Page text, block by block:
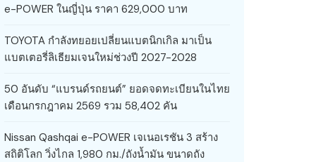
e-POWER ในญี่ปุ่น ราคา 629,000 บาท
TOYOTA กำลังทยอยเปลี่ยนแบตนิกเกิล มาเป็น
แบตเตอรี่ลิเธียมเจนใหม่ช่วงปี 2027-2028
50 อันดับ “แบรนด์รถยนต์” ยอดจดทะเบียนในไทย
เดือนกรกฎาคม 2569 รวม 58,402 คัน
Nissan Qashqai e-POWER เจเนอเรชัน 3 สร้าง
สถิติโลก วิ่งไกล 1,980 กม./ถังน้ำมัน ขนาดถัง